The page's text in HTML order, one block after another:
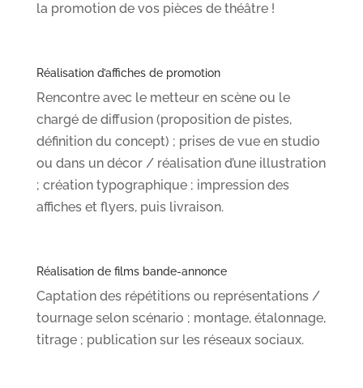
la promotion de vos pièces de théâtre !
Réalisation d’affiches de promotion
Rencontre avec le metteur en scène ou le
chargé de diffusion (proposition de pistes,
définition du concept) ; prises de vue en studio
ou dans un décor / réalisation d’une illustration
; création typographique ; impression des
affiches et flyers, puis livraison.
Réalisation de films bande-annonce
Captation des répétitions ou représentations /
tournage selon scénario ; montage, étalonnage,
titrage ; publication sur les réseaux sociaux.